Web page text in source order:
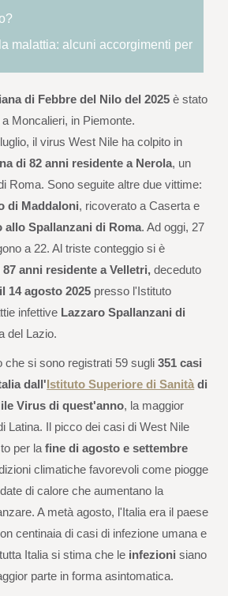
malattia: alcuni accorgimenti per
di Febbre del Nilo del 2025 è stato
Moncalieri, in Piemonte.
il virus West Nile ha colpito in
di 82 anni residente a Nerola, un
Roma. Sono seguite altre due vittime:
di Maddaloni, ricoverato a Caserta e
allo Spallanzani di Roma. Ad oggi, 27
a 22. Al triste conteggio si è
anni residente a Velletri,deceduto
14 agosto 2025 presso l'Istituto
infettive Lazzaro Spallanzani di
del Lazio.
che si sono registrati 59 sugli351 casi
dall'Istituto Superiore di Sanità di
Virus di quest'anno, la maggior
Latina. Il picco dei casi di West Nile
per lafine di agosto e settembre
climatiche favorevoli come piogge
di calore che aumentano la
A metà agosto, l'Italia era il paese
centinaia di casi di infezione umana e
Italia si stima che le infezionisiano
parte in forma asintomatica.